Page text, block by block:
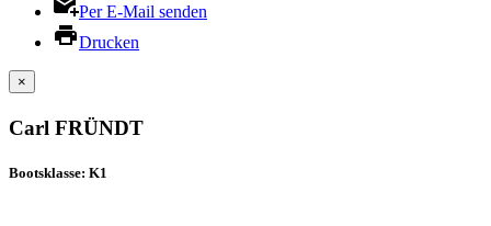
Per E-Mail senden
Drucken
×
Carl FRÜNDT
Bootsklasse: K1